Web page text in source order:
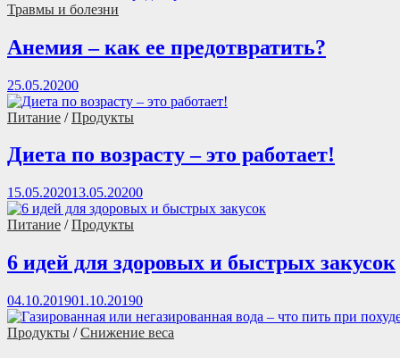
Травмы и болезни
Анемия – как ее предотвратить?
25.05.20200
Питание /Продукты
Диета по возрасту – это работает!
15.05.202013.05.20200
Питание /Продукты
6 идей для здоровых и быстрых закусок
04.10.201901.10.20190
Продукты /Снижение веса